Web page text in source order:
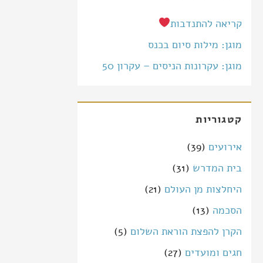
קריאה להתנדבות
מוגן: מילות סיום בכנס
מוגן: עקרונות הניסים – עקרון 50
קטגוריות
אירועים (39)
בית המדרש (31)
היחלצות מן העולם (21)
הסכמה (13)
הקרן להפצת הוראת השלום (5)
חגים ומועדים (27)